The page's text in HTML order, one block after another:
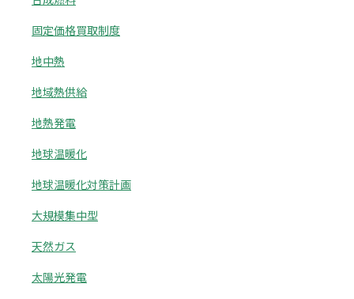
固定価格買取制度
地中熱
地域熱供給
地熱発電
地球温暖化
地球温暖化対策計画
大規模集中型
天然ガス
太陽光発電